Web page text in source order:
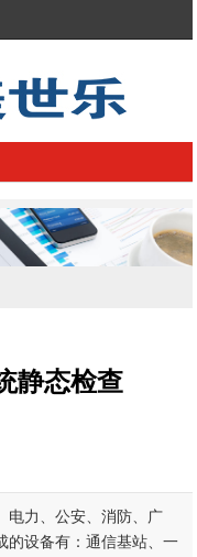
静态检查
电力、公安、消防、广
的设备有：通信基站、一